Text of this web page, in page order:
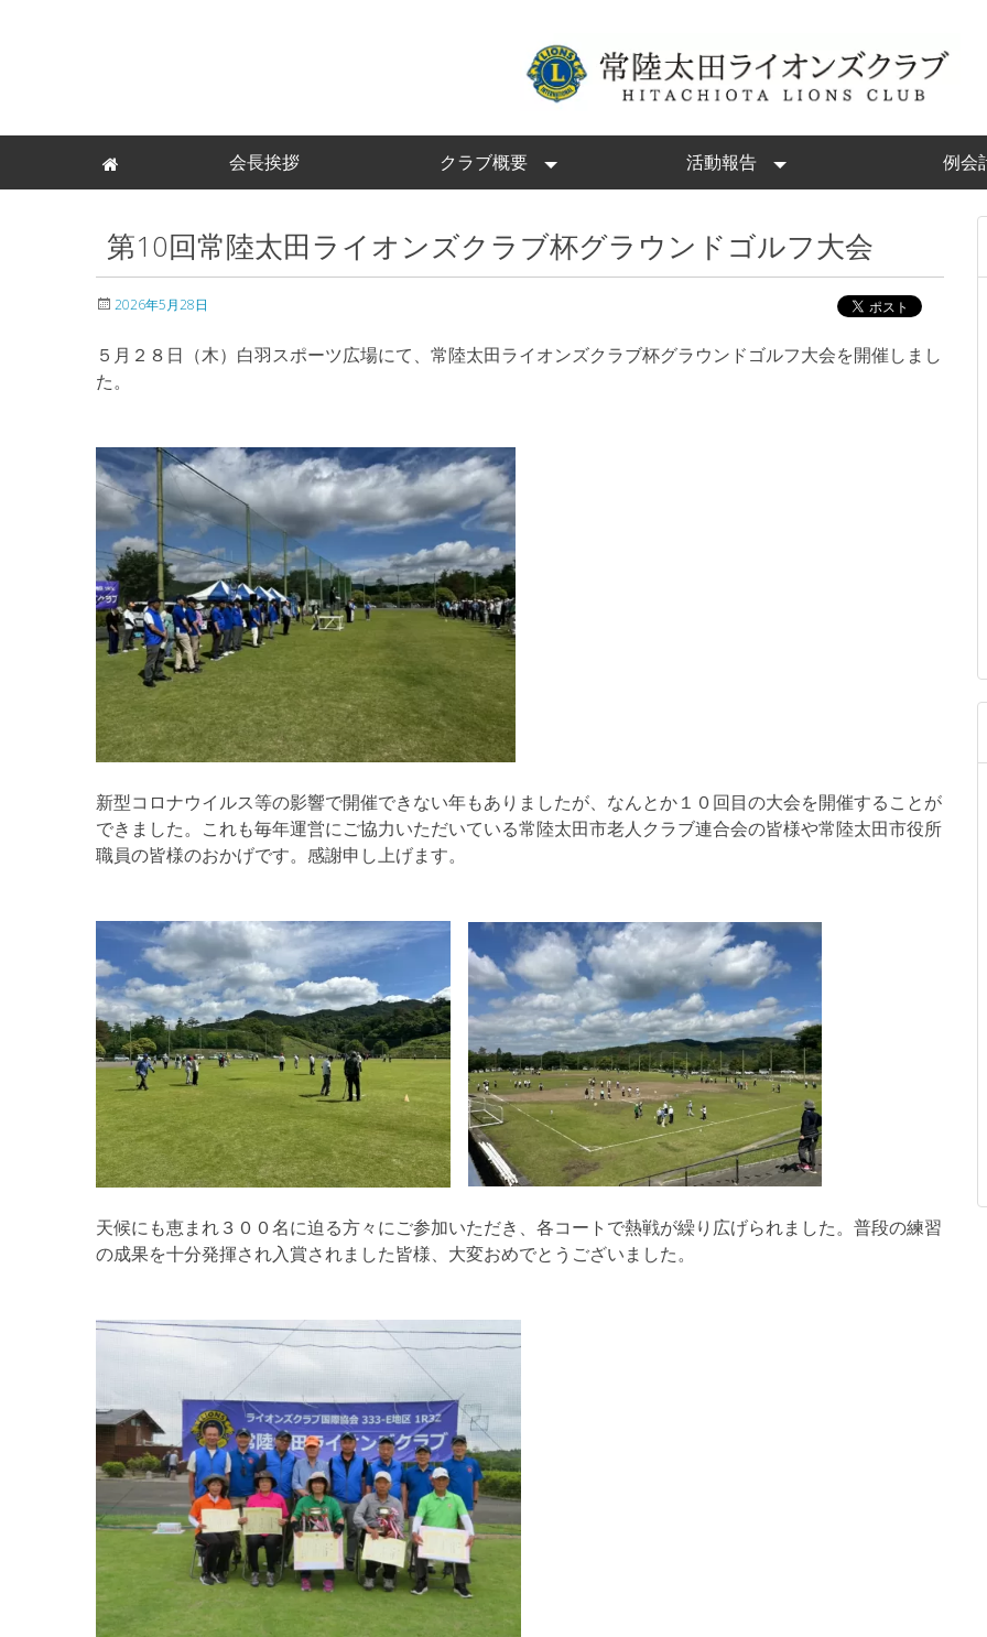
会長挨拶 クラブ概要 活動報告 例会
第10回常陸太田ライオンズクラブ杯グラウンドゴルフ大会
2026年5月28日
５月２８日（木）白羽スポーツ広場にて、常陸太田ライオンズクラブ杯グラウンドゴルフ大会を開催しまし
た。
新型コロナウイルス等の影響で開催できない年もありましたが、なんとか１０回目の大会を開催することが
できました。これも毎年運営にご協力いただいている常陸太田市老人クラブ連合会の皆様や常陸太田市役所
職員の皆様のおかげです。感謝申し上げます。
天候にも恵まれ３００名に迫る方々にご参加いただき、各コートで熱戦が繰り広げられました。普段の練習
の成果を十分発揮され入賞されました皆様、大変おめでとうございました。